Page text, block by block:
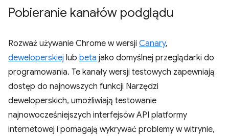
Pobieranie kanałów podglądu
Rozważ używanie Chrome w wersji Canary,
deweloperskiej lub beta jako domyślnej przeglądarki do
programowania. Te kanały wersji testowych zapewniają
dostęp do najnowszych funkcji Narzędzi
deweloperskich, umożliwiają testowanie
najnowocześniejszych interfejsów API platformy
internetowej i pomagają wykrywać problemy w witrynie,